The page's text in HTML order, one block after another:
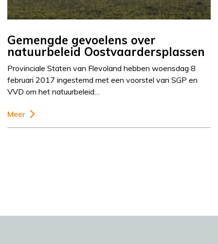
Gemengde gevoelens over
natuurbeleid Oostvaardersplassen
Provinciale Staten van Flevoland hebben woensdag 8
februari 2017 ingestemd met een voorstel van SGP en
VVD om het natuurbeleid…
Meer